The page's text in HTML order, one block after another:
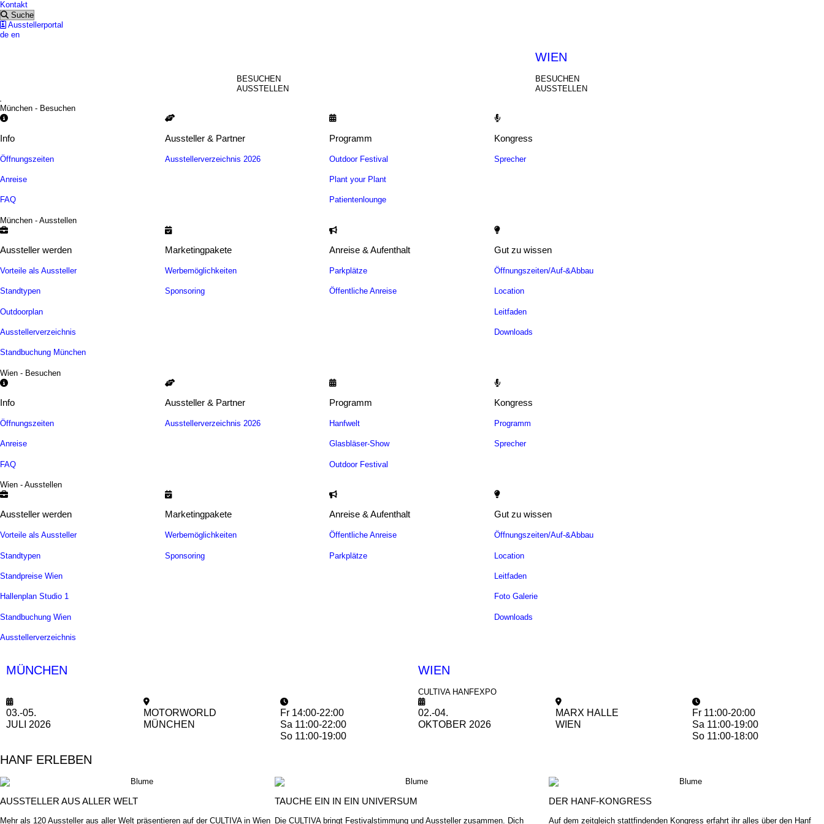
Kontakt
Suche
Ausstellerportal
de en
BESUCHEN
AUSSTELLEN
WIEN
BESUCHEN
AUSSTELLEN
München - Besuchen
Info
Öffnungszeiten
Anreise
FAQ
Aussteller & Partner
Ausstellerverzeichnis 2026
Programm
Outdoor Festival
Plant your Plant
Patientenlounge
Kongress
Sprecher
München - Ausstellen
Aussteller werden
Vorteile als Aussteller
Standtypen
Outdoorplan
Ausstellerverzeichnis
Standbuchung München
Marketingpakete
Werbemöglichkeiten
Sponsoring
Anreise & Aufenthalt
Parkplätze
Öffentliche Anreise
Gut zu wissen
Öffnungszeiten/Auf-&Abbau
Location
Leitfaden
Downloads
Wien - Besuchen
Info
Öffnungszeiten
Anreise
FAQ
Aussteller & Partner
Ausstellerverzeichnis 2026
Programm
Hanfwelt
Glasbläser-Show
Outdoor Festival
Kongress
Programm
Sprecher
Wien - Ausstellen
Aussteller werden
Vorteile als Aussteller
Standtypen
Standpreise Wien
Hallenplan Studio 1
Standbuchung Wien
Ausstellerverzeichnis
Marketingpakete
Werbemöglichkeiten
Sponsoring
Anreise & Aufenthalt
Öffentliche Anreise
Parkplätze
Gut zu wissen
Öffnungszeiten/Auf-&Abbau
Location
Leitfaden
Foto Galerie
Downloads
MÜNCHEN
03.-05.
JULI 2026
MOTORWORLD
MÜNCHEN
Fr 14:00-22:00
Sa 11:00-22:00
So 11:00-19:00
WIEN
CULTIVA HANFEXPO
02.-04.
OKTOBER 2026
MARX HALLE
WIEN
Fr 11:00-20:00
Sa 11:00-19:00
So 11:00-18:00
HANF ERLEBEN
AUSSTELLER AUS ALLER WELT
Mehr als 120 Aussteller aus aller Welt präsentieren auf der CULTIVA in Wien
TAUCHE EIN IN EIN UNIVERSUM
Die CULTIVA bringt Festivalstimmung und Aussteller zusammen. Dich
DER HANF-KONGRESS
Auf dem zeitgleich stattfindenden Kongress erfahrt ihr alles über den Hanf